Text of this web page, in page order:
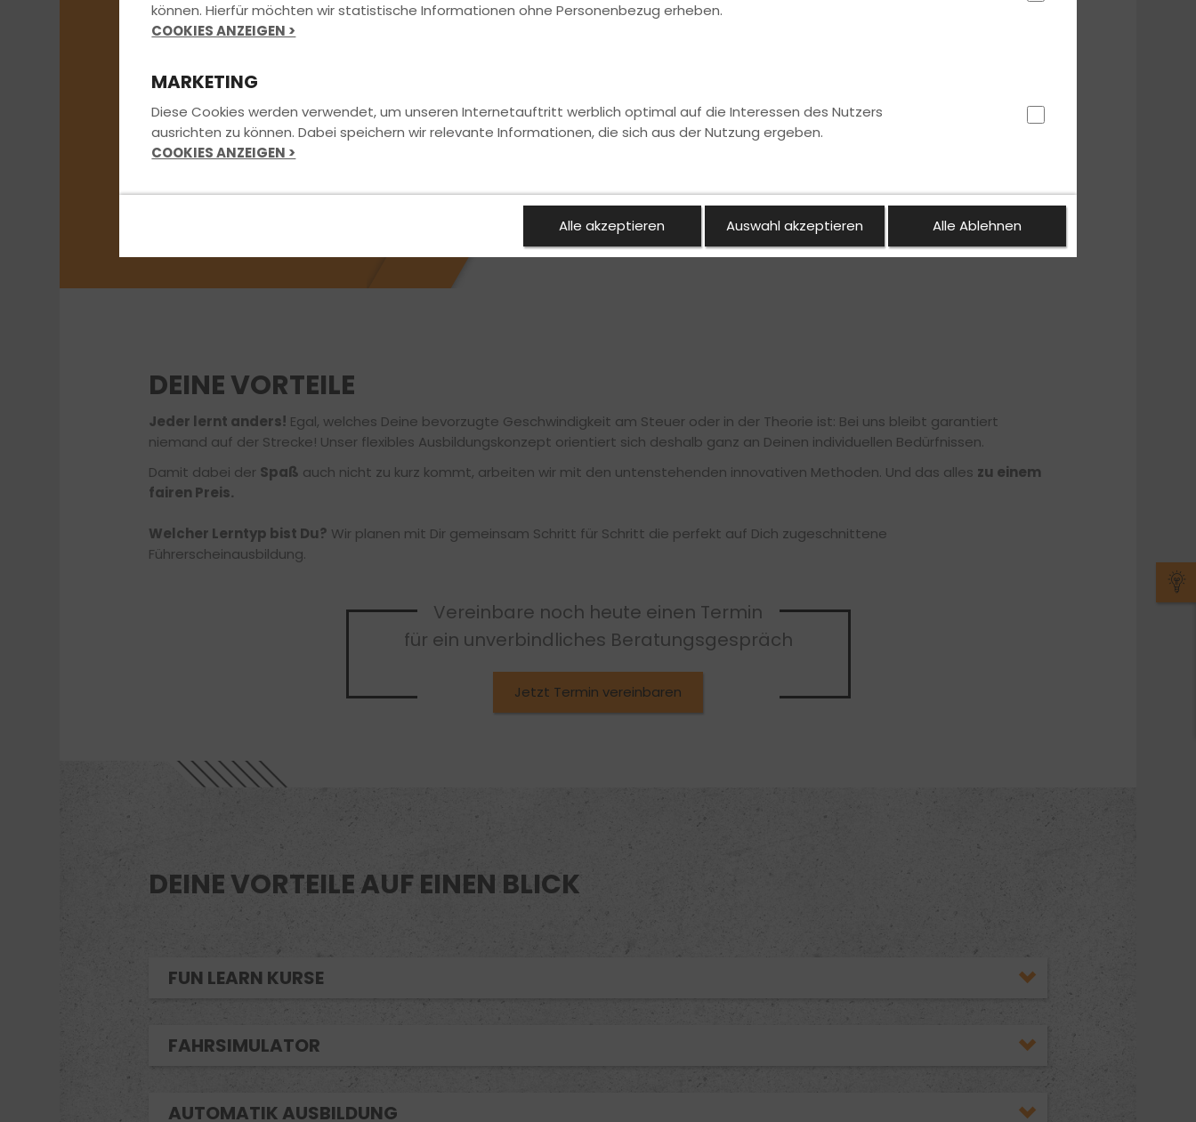
DEINE VORTEILE
Jeder lernt anders! Egal, welches Deine bevorzugte Geschwindigkeit am Steuer oder in der Theorie ist: Bei uns bleibt garantiert
niemand auf der Strecke! Unser flexibles Ausbildungskonzept orientiert sich deshalb ganz an Deinen individuellen Bedürfnissen.
Damit dabei der Spaß auch nicht zu kurz kommt, arbeiten wir mit den untenstehenden innovativen Methoden. Und das alles zu einem
fairen Preis.
Welcher Lerntyp bist Du? Wir planen mit Dir gemeinsam Schritt für Schritt die perfekt auf Dich zugeschnittene
Führerscheinausbildung.
Vereinbare noch heute einen Termin
für ein unverbindliches Beratungsgespräch
Jetzt Termin vereinbaren
DEINE VORTEILE AUF EINEN BLICK
FUN LEARN KURSE
FAHRSIMULATOR
AUTOMATIK AUSBILDUNG
können. Hierfür möchten wir statistische Informationen ohne Personenbezug erheben.
COOKIES ANZEIGEN >
MARKETING
Diese Cookies werden verwendet, um unseren Internetauftritt werblich optimal auf die Interessen des Nutzers
ausrichten zu können. Dabei speichern wir relevante Informationen, die sich aus der Nutzung ergeben.
COOKIES ANZEIGEN >
Alle akzeptieren Auswahl akzeptieren Alle Ablehnen